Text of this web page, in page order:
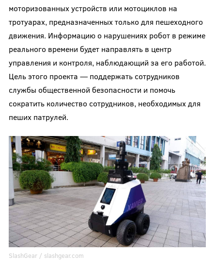
моторизованных устройств или мотоциклов на
тротуарах, предназначенных только для пешеходного
движения. Информацию о нарушениях робот в режиме
реального времени будет направлять в центр
управления и контроля, наблюдающий за его работой.
Цель этого проекта — поддержать сотрудников
службы общественной безопасности и помочь
сократить количество сотрудников, необходимых для
пеших патрулей.
SlashGear / slashgear.com